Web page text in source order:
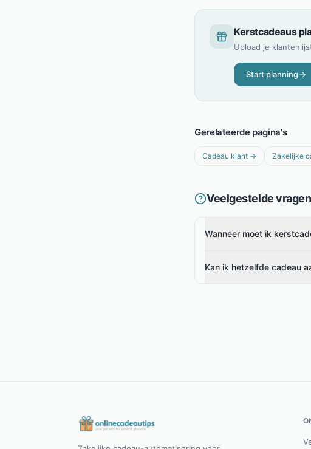
Kerstcadeaus
Upload je
Start planning
Gerelateerde pagina's
Cadeau klant → Zakelijke
Veelgestelde vragen
Wanneer moet ik
Kan ik hetzelfde cadeau